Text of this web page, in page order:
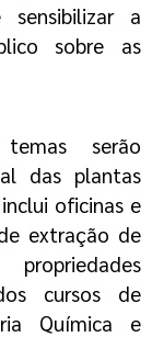
a
sobre as
serão
das plantas
oficinas e
extração de
cursos de
Química e